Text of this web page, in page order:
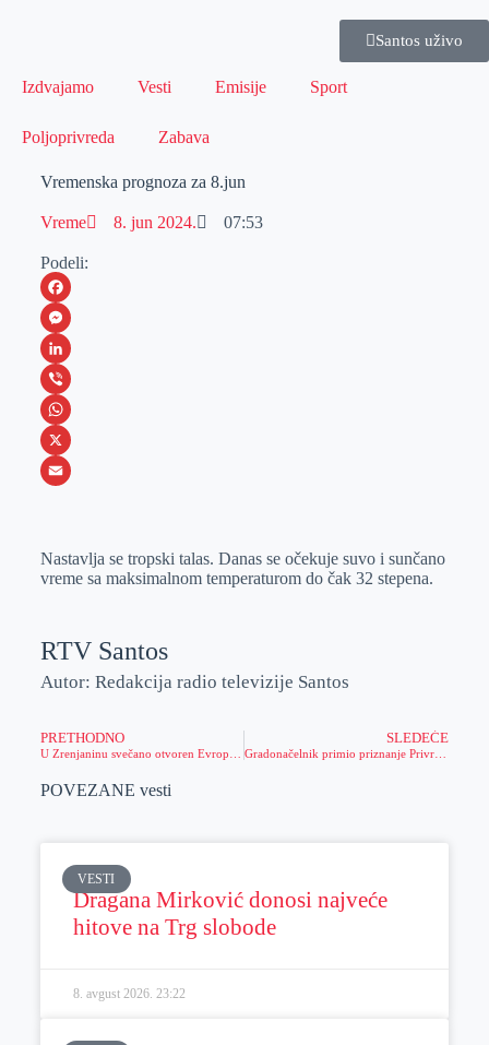
Santos uživo
Izdvajamo Vesti Emisije Sport
Poljoprivreda Zabava
Vremenska prognoza za 8.jun
Vreme 8. jun 2024. 07:53
Podeli:
F
a
c
e
b
o
M
e
s
s
e
e
L
i
n
k
I
V
i
b
W
h
s
p
X
a
Nastavlja se tropski talas. Danas se očekuje suvo i sunčano
vreme sa maksimalnom temperaturom do čak 32 stepena.
RTV Santos
Autor: Redakcija radio televizije Santos
PRETHODNO SLEDEĆE
POVEZANE vesti
VESTI
Dragana Mirković donosi najveće
hitove na Trg slobode
8. avgust 2026. 23:22